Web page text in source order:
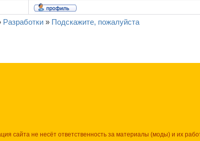
Разработки » Подскажите, пожалуйста
сайта не несёт ответственность за материалы (моды) и их